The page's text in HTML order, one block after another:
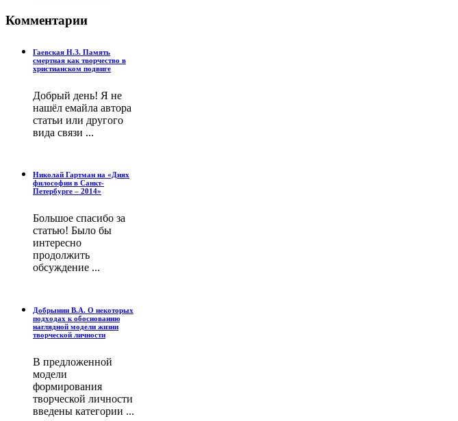
Комментарии
Гаевская Н.З. Память
смертная как творчество в
христианском подвиге
Добрый день! Я не
нашёл емайла автора
статьи или другого
вида связи ...
Николай Гартман на «Днях
философии в Санкт-
Петербурге – 2014»
Большое спасибо за
статью! Было бы
интересно
продолжить
обсуждение ...
Добрынин В.А. О некоторых
подходах к обоснованию
наглядной модели жизни
творческой личности
В предложенной
модели
формирования
творческой личности
введены категории ...